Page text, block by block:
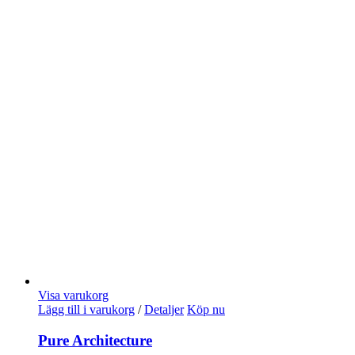
Visa varukorg
Lägg till i varukorg / Detaljer Köp nu
Pure Architecture